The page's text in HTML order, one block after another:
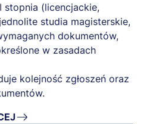
stopnia (licencjackie,
studia magisterskie,
dokumentów,
w zasadach
kolejność zgłoszeń oraz